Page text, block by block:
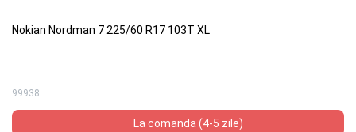
Nokian Nordman 7 225/60 R17 103T XL
99938
La comanda (4-5 zile)